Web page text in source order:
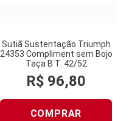
Sutiã Sustentação Triumph
24353 Compliment sem Bojo
Taça B T. 42/52
R$ 96,80
COMPRAR